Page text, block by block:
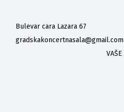
Bulevar cara Lazara 67
gradskakoncertnasala@gmail.com